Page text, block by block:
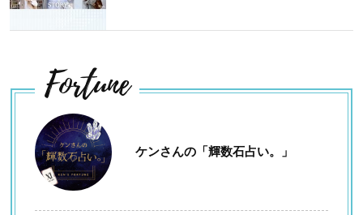
Fortune
ケンさんの「輝数石占い。」